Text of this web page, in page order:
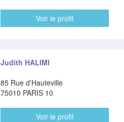
Voir le profil
Judith HALIMI
85 Rue d'Hauteville
75010 PARIS 10
Voir le profil